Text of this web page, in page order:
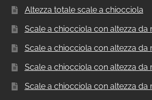
Altezza totale scale a chiocciola
Scale a chiocciola con altezza da
Scale a chiocciola con altezza da
Scale a chiocciola con altezza da
Scale a chiocciola con altezza da